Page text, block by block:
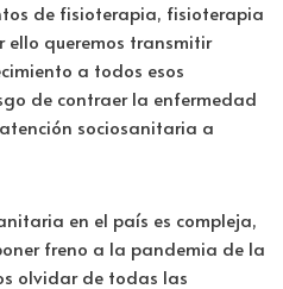
de fisioterapia, fisioterapia
queremos transmitir
a todos esos
de contraer la enfermedad
sociosanitaria a
en el país es compleja,
freno a la pandemia de la
olvidar de todas las